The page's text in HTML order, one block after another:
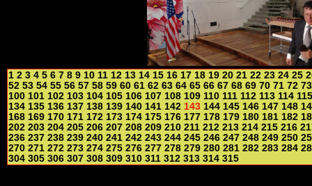
1 2 3 4 5 6 7 8 9 10 11 12 13 14 15 16 17 18 19 20 21 22 23 24 25
52 53 54 55 56 57 58 59 60 61 62 63 64 65 66 67 68 69 70 71 72 73
100 101 102 103 104 105 106 107 108 109 110 111 112 113 114 115
134 135 136 137 138 139 140 141 142 143 144 145 146 147 148
168 169 170 171 172 173 174 175 176 177 178 179 180 181 182
202 203 204 205 206 207 208 209 210 211 212 213 214 215 216
236 237 238 239 240 241 242 243 244 245 246 247 248 249 250
270 271 272 273 274 275 276 277 278 279 280 281 282 283 284
304 305 306 307 308 309 310 311 312 313 314 315